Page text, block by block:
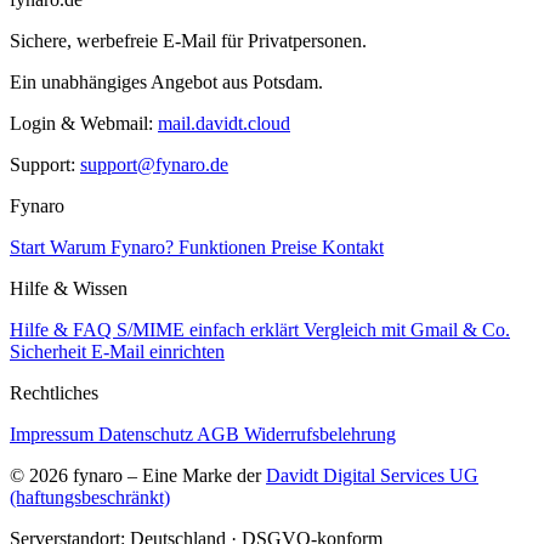
Sichere, werbefreie E-Mail für Privatpersonen.
Ein unabhängiges Angebot aus Potsdam.
Login & Webmail: mail.davidt.cloud
Support: support@fynaro.de
Fynaro
Start Warum Fynaro? Funktionen Preise Kontakt
Hilfe & Wissen
Hilfe & FAQ S/MIME einfach erklärt Vergleich mit Gmail & Co.
Sicherheit E-Mail einrichten
Rechtliches
Impressum Datenschutz AGB Widerrufsbelehrung
© 2026 fynaro – Eine Marke derDavidt Digital Services UG
(haftungsbeschränkt)
Serverstandort: Deutschland · DSGVO-konform